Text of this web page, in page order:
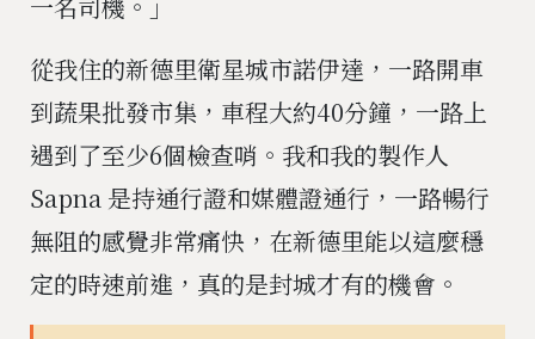
從我住的新德里衛星城市諾伊達，一路開車
到蔬果批發市集，車程大約40分鐘，一路上
遇到了至少6個檢查哨。我和我的製作人
Sapna 是持通行證和媒體證通行，一路暢行
無阻的感覺非常痛快，在新德里能以這麼穩
定的時速前進，真的是封城才有的機會。